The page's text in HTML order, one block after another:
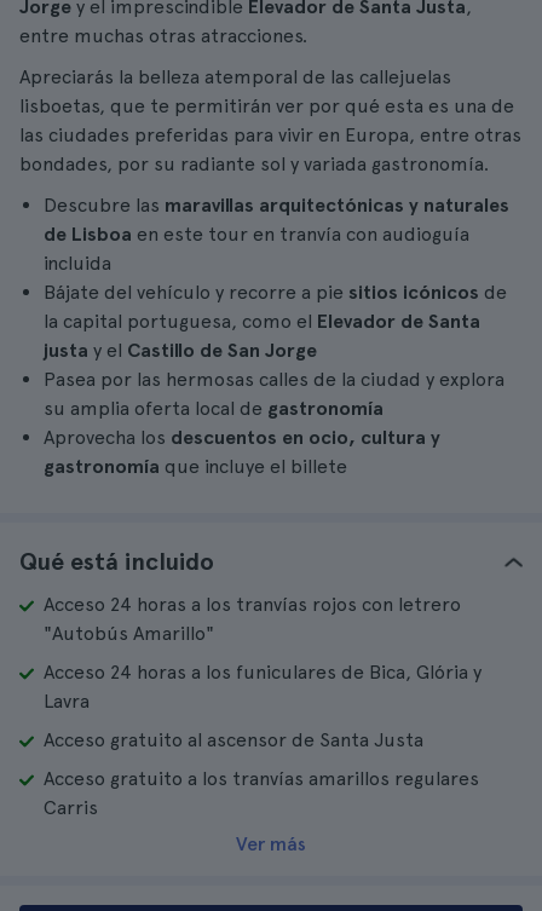
Jorge y el imprescindible Elevador de Santa Justa,
entre muchas otras atracciones.
Apreciarás la belleza atemporal de las callejuelas
lisboetas, que te permitirán ver por qué esta es una de
las ciudades preferidas para vivir en Europa, entre otras
bondades, por su radiante sol y variada gastronomía.
Descubre las maravillas arquitectónicas y naturales
de Lisboa en este tour en tranvía con audioguía
incluida
Bájate del vehículo y recorre a pie sitios icónicos de
la capital portuguesa, como el Elevador de Santa
justa y el Castillo de San Jorge
Pasea por las hermosas calles de la ciudad y explora
su amplia oferta local de gastronomía
Aprovecha los descuentos en ocio, cultura y
gastronomía que incluye el billete
Qué está incluido
Acceso 24 horas a los tranvías rojos con letrero
"Autobús Amarillo"
Acceso 24 horas a los funiculares de Bica, Glória y
Lavra
Acceso gratuito al ascensor de Santa Justa
Acceso gratuito a los tranvías amarillos regulares
Carris
Ver más